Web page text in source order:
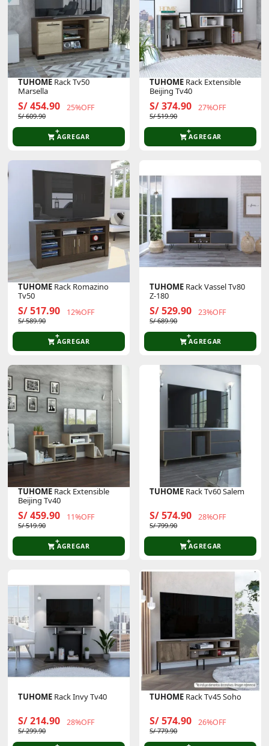
TUHOME Rack Tv50
Marsella
S/ 454.90 25%OFF
S/ 609.90
AGREGAR
TUHOME Rack Extensible
Beijing Tv40
S/ 374.90 27%OFF
S/ 519.90
AGREGAR
TUHOME Rack Romazino
Tv50
S/ 517.90 12%OFF
S/ 589.90
AGREGAR
TUHOME Rack Vassel Tv80
Z-180
S/ 529.90 23%OFF
S/ 689.90
AGREGAR
TUHOME Rack Extensible
Beijing Tv40
S/ 459.90 11%OFF
S/ 519.90
AGREGAR
TUHOME Rack Tv60 Salem
S/ 574.90 28%OFF
S/ 799.90
AGREGAR
TUHOME Rack Invy Tv40
S/ 214.90 28%OFF
S/ 299.90
TUHOME Rack Tv45 Soho
S/ 574.90 26%OFF
S/ 779.90